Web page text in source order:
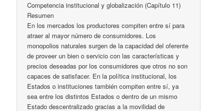
Competencia institucional y globalización (Capítulo 11)
Resumen
En los mercados los productores compiten entre sí para
atraer al mayor número de consumidores. Los
monopolios naturales surgen de la capacidad del oferente
de proveer un bien o servicio con las características y
precios deseadas por los consumidores que otros no son
capaces de satisfacer. En la política institucional, los
Estados o instituciones también compiten entre sí, ya
sea entre los distintos Estados o dentro de un mismo
Estado descentralizado gracias a la movilidad de